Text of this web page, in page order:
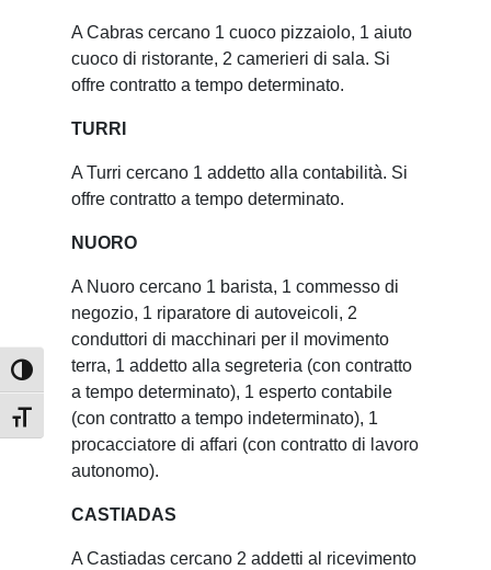
Attiva/disattiva alto contrasto
Attiva/disattiva dimensione testo
A Cabras cercano 1 cuoco pizzaiolo, 1 aiuto
cuoco di ristorante, 2 camerieri di sala. Si
offre contratto a tempo determinato.
TURRI
A Turri cercano 1 addetto alla contabilità. Si
offre contratto a tempo determinato.
NUORO
A Nuoro cercano 1 barista, 1 commesso di
negozio, 1 riparatore di autoveicoli, 2
conduttori di macchinari per il movimento
terra, 1 addetto alla segreteria (con contratto
a tempo determinato), 1 esperto contabile
(con contratto a tempo indeterminato), 1
procacciatore di affari (con contratto di lavoro
autonomo).
CASTIADAS
A Castiadas cercano 2 addetti al ricevimento